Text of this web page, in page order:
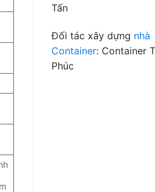
Tấn
Đối tác xây dựng nhà
Container: Container
Phúc